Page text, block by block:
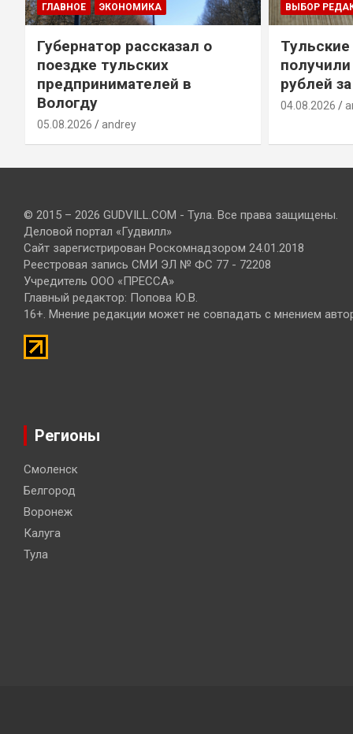
ГЛАВНОЕ ЭКОНОМИКА
Губернатор рассказал о
поездке тульских
предпринимателей в
Вологду
05.08.2026 andrey
ВЫБОР
рублей
04.08.2026
© 2015 – 2026 GUDVILL.COM - Тула. Все права защищены.
Деловой портал «Гудвилл»
Сайт зарегистрирован Роскомнадзором 24.01.2018
Реестровая запись СМИ ЭЛ № ФС 77 - 72208
Учредитель ООО «ПРЕССА»
Главный редактор: Попова Ю.В.
16+. Мнение редакции может не совпадать с мнением
Регионы
Смоленск
Белгород
Воронеж
Калуга
Тула